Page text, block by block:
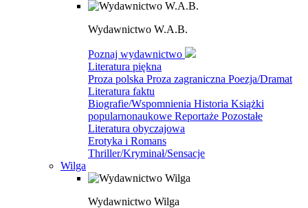
Wydawnictwo W.A.B.
Poznaj wydawnictwo
Literatura piękna
Proza polska Proza zagraniczna Poezja/Dramat
Literatura faktu
Biografie/Wspomnienia Historia Książki
popularnonaukowe Reportaże Pozostałe
Literatura obyczajowa
Erotyka i Romans
Thriller/Kryminał/Sensacje
Wilga
Wydawnictwo Wilga